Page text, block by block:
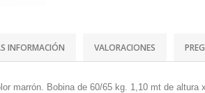
INFORMACIÓN VALORACIONES
marrón. Bobina de 60/65 kg. 1,10 mt de altura